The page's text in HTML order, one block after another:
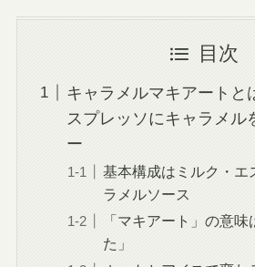
目次
キャラメルマキアートと
スプレッソにキャラメル
ー
基本構成はミルク・エ
ラメルソース
「マキアート」の意
た」